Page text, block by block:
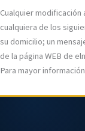
Cualquier
cualquiera de los
su domicilio; un
de la página WEB de
Para mayor